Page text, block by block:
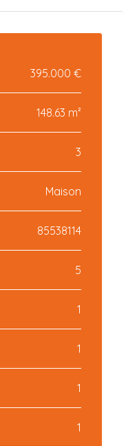
395.000 €
148.63 m²
3
Maison
85538114
5
1
1
1
1